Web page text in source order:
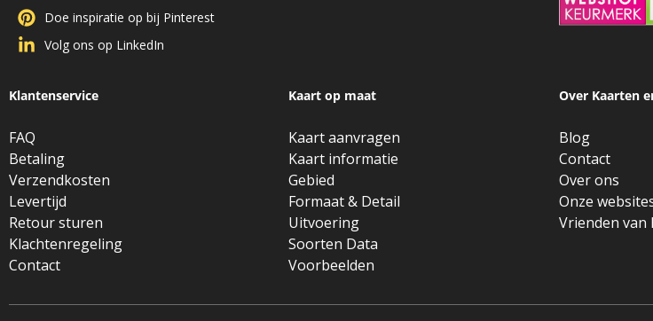
Doe inspiratie op bij Pinterest
Volg ons op LinkedIn
Klantenservice
FAQ
Betaling
Verzendkosten
Levertijd
Retour sturen
Klachtenregeling
Contact
Kaart op maat
Kaart aanvragen
Kaart informatie
Gebied
Formaat & Detail
Uitvoering
Soorten Data
Voorbeelden
Over Kaarten
Blog
Contact
Over ons
Onze
Vrienden van